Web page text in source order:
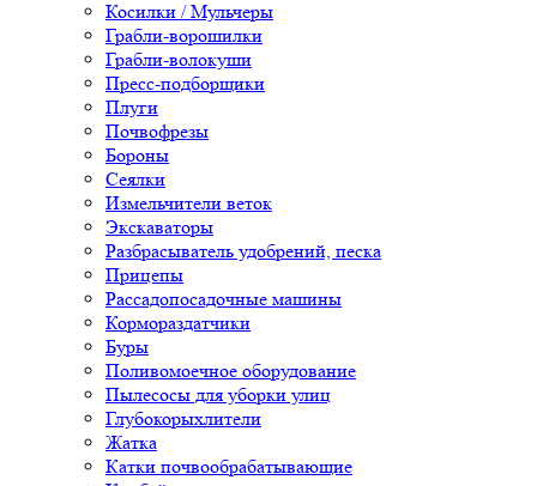
Косилки / Мульчеры
Грабли-ворошилки
Грабли-волокуши
Пресс-подборщики
Плуги
Почвофрезы
Бороны
Сеялки
Измельчители веток
Экскаваторы
Разбрасыватель удобрений, песка
Прицепы
Рассадопосадочные машины
Кормораздатчики
Буры
Поливомоечное оборудование
Пылесосы для уборки улиц
Глубокорыхлители
Жатка
Катки почвообрабатывающие